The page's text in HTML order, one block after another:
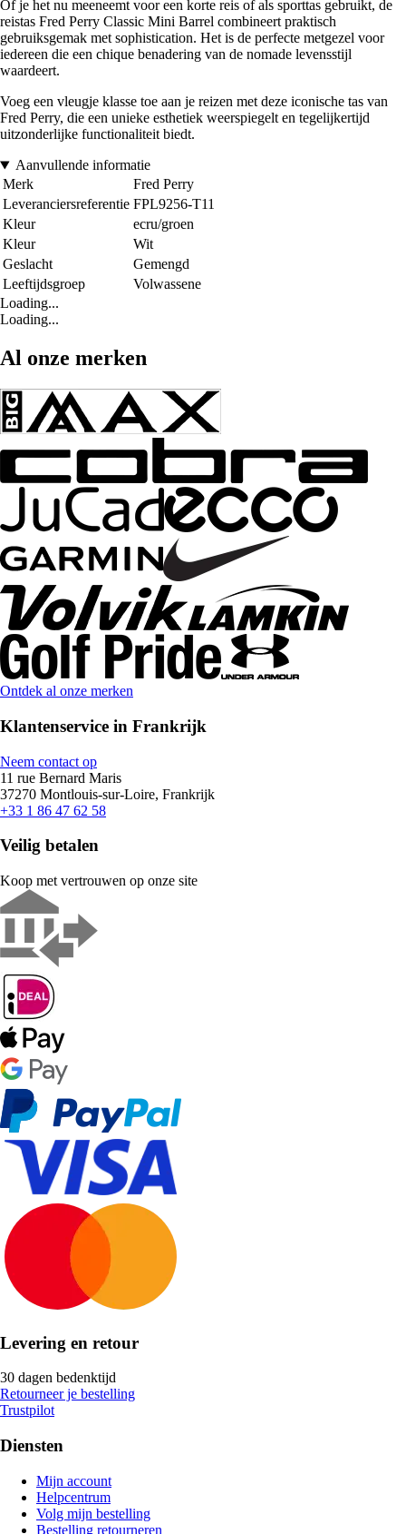
Of je het nu meeneemt voor een korte reis of als sporttas gebruikt, de
reistas Fred Perry Classic Mini Barrel combineert praktisch
gebruiksgemak met sophistication. Het is de perfecte metgezel voor
iedereen die een chique benadering van de nomade levensstijl
waardeert.
Voeg een vleugje klasse toe aan je reizen met deze iconische tas van
Fred Perry, die een unieke esthetiek weerspiegelt en tegelijkertijd
uitzonderlijke functionaliteit biedt.
Aanvullende informatie
Merk
Fred Perry
Leveranciersreferentie FPL9256-T11
Kleur
ecru/groen
Kleur
Wit
Geslacht
Gemengd
Leeftijdsgroep
Volwassene
Loading...
Loading...
Al onze merken
Ontdek al onze merken
Klantenservice in Frankrijk
Neem contact op
11 rue Bernard Maris
37270 Montlouis-sur-Loire, Frankrijk
+33 1 86 47 62 58
Veilig betalen
Koop met vertrouwen op onze site
Levering en retour
30 dagen bedenktijd
Retourneer je bestelling
Trustpilot
Diensten
Mijn account
Helpcentrum
Volg mijn bestelling
Bestelling retourneren